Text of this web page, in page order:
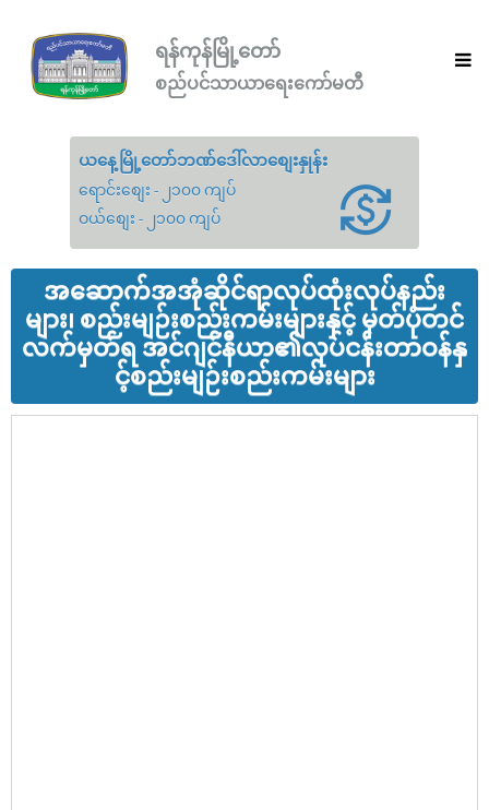
ရန်ကုန်မြို့တော်
စည်ပင်သာယာရေးကော်မတီ
ယနေ့မြို့တော်ဘဏ်ဒေါ်လာစျေးနှုန်း
ရောင်းစျေး - ၂၁၀၀ ကျပ်
ဝယ်စျေး - ၂၁၀၀ ကျပ်
အဆောက်အအုံဆိုင်ရာလုပ်ထုံးလုပ်နည်း
များ၊ စည်းမျဉ်းစည်းကမ်းများနှင့် မှတ်ပုံတင်
လက်မှတ်ရ အင်ဂျင်နီယာ၏လုပ်ငန်းတာဝန်နှ
င့်စည်းမျဉ်းစည်းကမ်းများ